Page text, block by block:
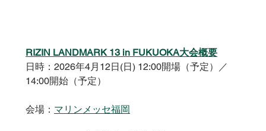
RIZIN LANDMARK 13 in FUKUOKA大会概要
日時：2026年4月12日(日) 12:00開場（予定）／
14:00開始（予定）
会場： マリンメッセ福岡